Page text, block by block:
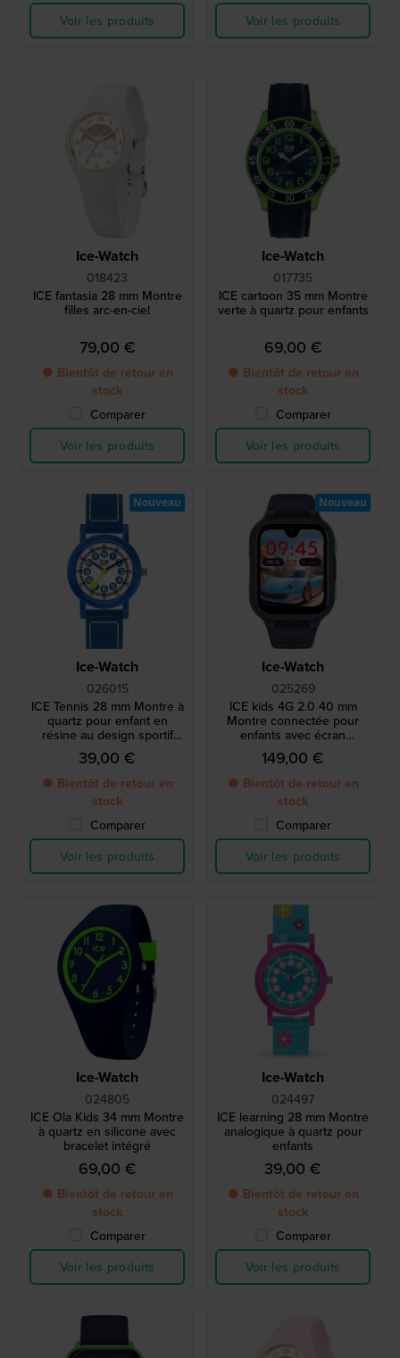
Voir les produits Voir les produits
Ice-Watch
018423
ICE fantasia 28 mm Montre
filles arc-en-ciel
79,00 €
● Bientôt de retour en
stock
Comparer
Voir les produits
Ice-Watch
017735
ICE cartoon 35 mm Montre
verte à quartz pour enfants
69,00 €
● Bientôt de retour en
stock
Comparer
Voir les produits
Ice-Watch
026015
ICE Tennis 28 mm Montre à
quartz pour enfant en
résine au design sportif
inspiré du tennis
39,00 €
● Bientôt de retour en
stock
Comparer
Voir les produits
Nouveau
Ice-Watch
025269
ICE kids 4G 2.0 40 mm
Montre connectée pour
enfants avec écran
AMOLED
149,00 €
● Bientôt de retour en
stock
Comparer
Voir les produits
Nouveau
Ice-Watch
024805
ICE Ola Kids 34 mm Montre
à quartz en silicone avec
bracelet intégré
69,00 €
● Bientôt de retour en
stock
Comparer
Voir les produits
Ice-Watch
024497
ICE learning 28 mm Montre
analogique à quartz pour
enfants
39,00 €
● Bientôt de retour en
stock
Comparer
Voir les produits